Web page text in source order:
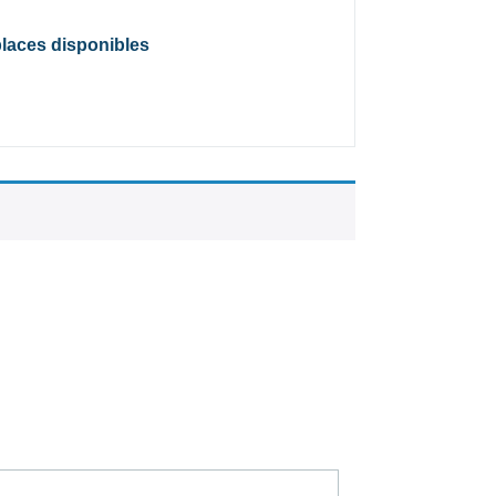
disponibles